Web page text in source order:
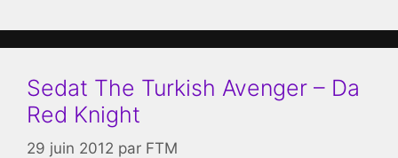
Sedat The Turkish Avenger – Da
Red Knight
29 juin 2012 par FTM